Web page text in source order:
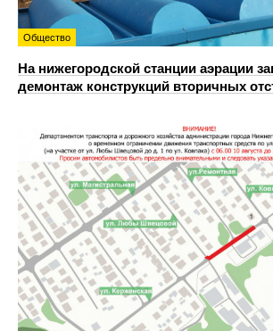
Общество
На нижегородской станции аэрации
демонтаж конструкций вторичных